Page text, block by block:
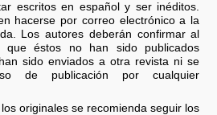
escritos en español y ser inéditos.
hacerse por correo electrónico a la
Los autores deberán confirmar al
que éstos no han sido publicados
sido enviados a otra revista ni se
de publicación por cualquier
originales se recomienda seguir los